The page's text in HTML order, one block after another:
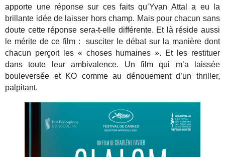
apporte une réponse sur ces faits qu’Yvan Attal a eu la
brillante idée de laisser hors champ. Mais pour chacun sans
doute cette réponse sera-t-elle différente. Et là réside aussi
le mérite de ce film : susciter le débat sur la manière dont
chacun perçoit les « choses humaines ». Et les restituer
dans toute leur ambivalence. Un film qui m’a laissée
bouleversée et KO comme au dénouement d’un thriller,
palpitant.